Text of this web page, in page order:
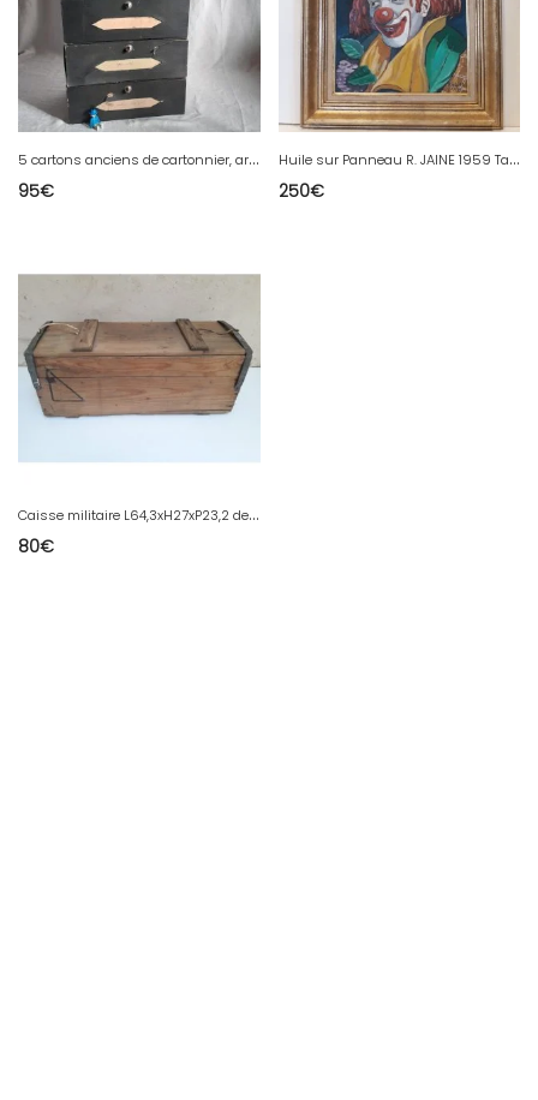
5
cartons anciens de cartonnier, archives, classeurs de notaire R974
95€
H
uile sur Panneau R. JAINE 1959 Tableau signé Clown souriant peinture
250€
C
aisse militaire L64,3xH27xP23,2 de munitions en bois
80€